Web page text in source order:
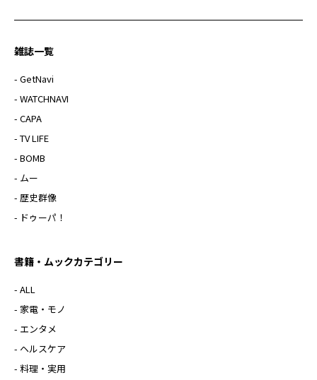
雑誌一覧
- GetNavi
- WATCHNAVI
- CAPA
- TV LIFE
- BOMB
- ムー
- 歴史群像
- ドゥーパ！
書籍・ムックカテゴリー
- ALL
- 家電・モノ
- エンタメ
- ヘルスケア
- 料理・実用